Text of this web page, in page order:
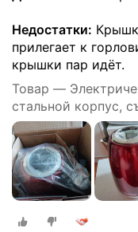
Недостатки:
прилегает к
крышки пар идëт.
Товар —
стальной корпус,
автоотключение,